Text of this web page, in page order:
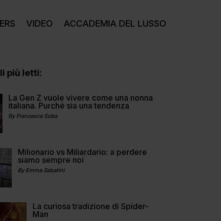
VIDEO ACCADEMIA DEL LUSSO
più letti:
La Gen Z vuole vivere come una nonna
italiana. Purché sia una tendenza
By Francesca Soba
Milionario vs Miliardario: a perdere
siamo sempre noi
By Emma Sabatini
La curiosa tradizione di Spider-
Man